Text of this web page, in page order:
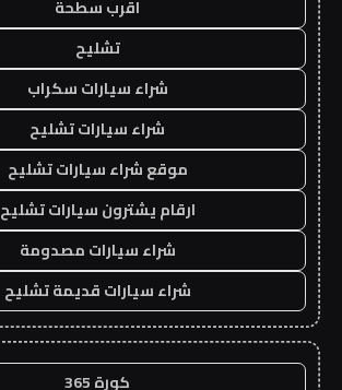
اقرب سطحة
تشليح
شراء سيارات سكراب
شراء سيارات تشليح
موقع شراء سيارات تشليح
ارقام يشترون سيارات تشليح
شراء سيارات مصدومة
شراء سيارات قديمة تشليح
كورة 365